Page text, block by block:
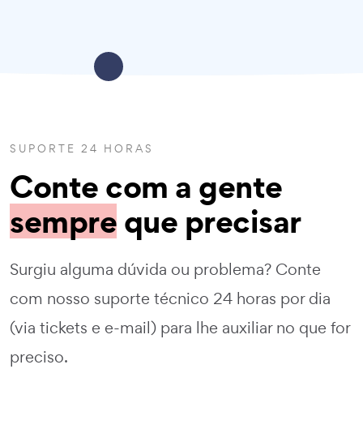
SUPORTE 24 HORAS
Conte com a gente
sempreque precisar
Surgiu alguma dúvida ou problema? Conte
com nosso suporte técnico 24 horas por dia
(via tickets e e-mail) para lhe auxiliar no que for
preciso.